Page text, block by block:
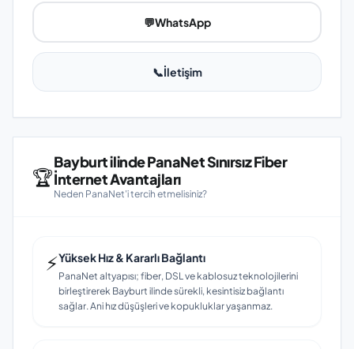
💬WhatsApp
📞İletişim
🏆
Bayburt ilinde PanaNet Sınırsız Fiber
İnternet Avantajları
Neden PanaNet'i tercih etmelisiniz?
⚡Yüksek Hız & Kararlı Bağlantı
PanaNet altyapısı; fiber, DSL ve kablosuz teknolojilerini
birleştirerek Bayburt ilinde sürekli, kesintisiz bağlantı
sağlar. Ani hız düşüşleri ve kopukluklar yaşanmaz.